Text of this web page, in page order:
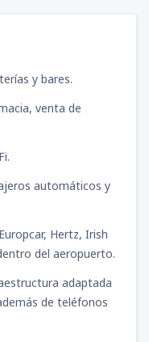
y bares.
venta de
automáticos y
Hertz, Irish
del aeropuerto.
adaptada
de teléfonos